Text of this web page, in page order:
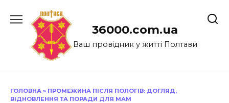
до
36000.com.ua
Ваш провідник у житті Полтави
ГОЛОВНА » ПРОМЕЖИНА ПІСЛЯ ПОЛОГІВ: ДОГЛЯД,
ВІДНОВЛЕННЯ ТА ПОРАДИ ДЛЯ МАМ